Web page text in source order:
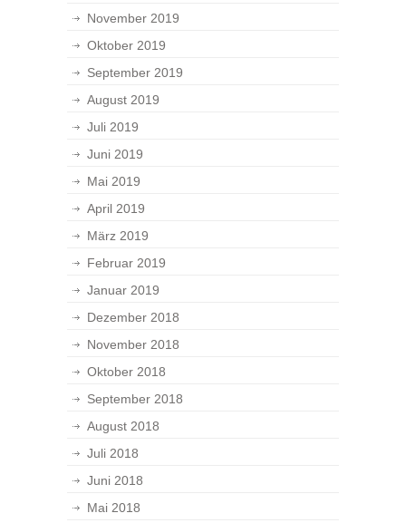
November 2019
Oktober 2019
September 2019
August 2019
Juli 2019
Juni 2019
Mai 2019
April 2019
März 2019
Februar 2019
Januar 2019
Dezember 2018
November 2018
Oktober 2018
September 2018
August 2018
Juli 2018
Juni 2018
Mai 2018